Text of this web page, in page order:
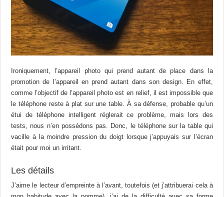
Ironiquement, l’appareil photo qui prend autant de place dans la
promotion de l’appareil en prend autant dans son design. En effet,
comme l’objectif de l’appareil photo est en relief, il est impossible que
le téléphone reste à plat sur une table. À sa défense, probable qu’un
étui de téléphone intelligent réglerait ce problème, mais lors des
tests, nous n’en possédons pas. Donc, le téléphone sur la table qui
vacille à la moindre pression du doigt lorsque j’appuyais sur l’écran
était pour moi un irritant.
Les détails
J’aime le lecteur d’empreinte à l’avant, toutefois (et j’attribuerai cela à